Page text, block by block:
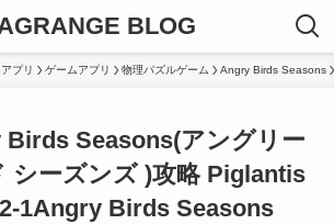
BLOG
プリ ゲームアプリ 物理パズルゲーム Angry Birds Seasons
Seasons(アングリー
シーズンズ )攻略 Piglantis
1Angry Birds Seasons